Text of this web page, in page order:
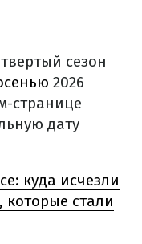
сезон
2026
странице
дату
куда исчезли
которые стали